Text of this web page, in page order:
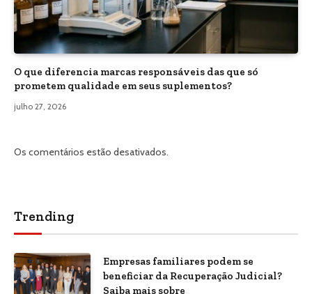
O que diferencia marcas responsáveis das que só
prometem qualidade em seus suplementos?
julho 27, 2026
Os comentários estão desativados.
Trending
Empresas familiares podem se
beneficiar da Recuperação Judicial?
Saiba mais sobre